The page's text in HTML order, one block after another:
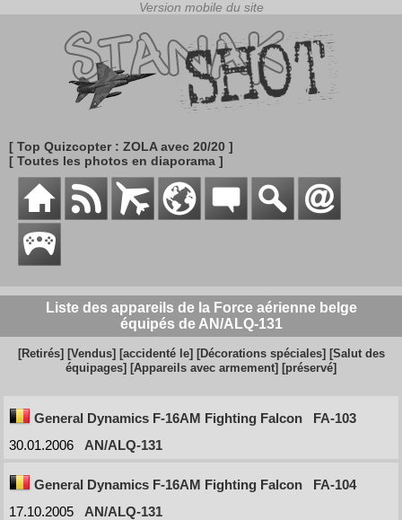
[ Top Quizcopter : ZOLA avec 20/20 ]
[ Toutes les photos en diaporama ]
Liste des appareils de la Force aérienne belge
équipés de AN/ALQ-131
[Retirés] [Vendus] [accidenté le] [Décorations spéciales] [Salut des
équipages] [Appareils avec armement] [préservé]
General Dynamics F-16AM Fighting Falcon
FA-103
30.01.2006
AN/ALQ-131
General Dynamics F-16AM Fighting Falcon
FA-104
17.10.2005
AN/ALQ-131